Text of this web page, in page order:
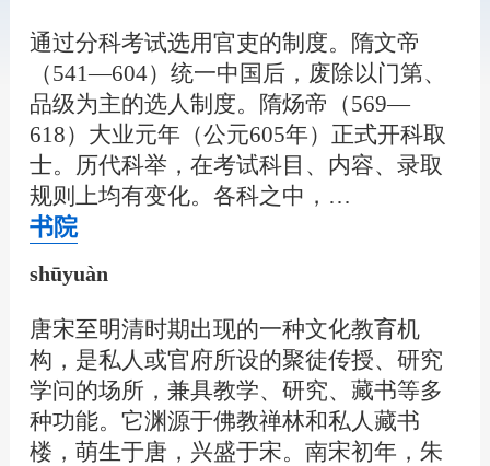
通过分科考试选用官吏的制度。隋文帝
（541—604）统一中国后，废除以门第、
品级为主的选人制度。隋炀帝（569—
618）大业元年（公元605年）正式开科取
士。历代科举，在考试科目、内容、录取
规则上均有变化。各科之中，…
书院
shūyuàn
唐宋至明清时期出现的一种文化教育机
构，是私人或官府所设的聚徒传授、研究
学问的场所，兼具教学、研究、藏书等多
种功能。它渊源于佛教禅林和私人藏书
楼，萌生于唐，兴盛于宋。南宋初年，朱